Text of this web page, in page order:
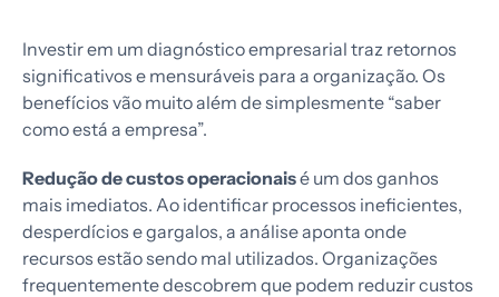
Investir em um diagnóstico empresarial traz retornos
significativos e mensuráveis para a organização. Os
benefícios vão muito além de simplesmente “saber
como está a empresa”.
Redução de custos operacionaisé um dos ganhos
mais imediatos. Ao identificar processos ineficientes,
desperdícios e gargalos, a análise aponta onde
recursos estão sendo mal utilizados. Organizações
frequentemente descobrem que podem reduzir custos